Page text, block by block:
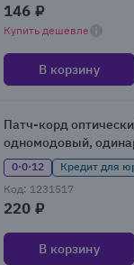
146 ₽
Купить дешевле
В корзину
Патч-корд
одномодовый,
SU-SMS3L-5m)
0·0·12
Кредит для
Код: 1231517
220 ₽
В корзину